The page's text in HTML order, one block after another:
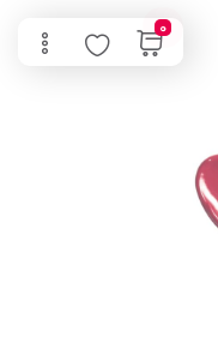
0